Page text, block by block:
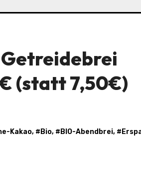
(statt 7,50€)
Kakao, # Bio, # BIO-Abendbrei, #